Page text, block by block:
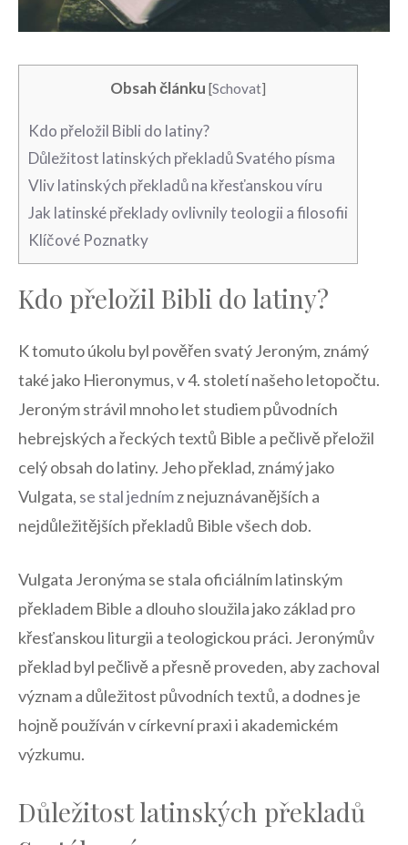
Obsah článku [Schovat]
Kdo přeložil Bibli do latiny?
Důležitost latinských překladů Svatého písma
Vliv latinských překladů na křesťanskou víru
Jak latinské překlady ovlivnily teologii a filosofii
Klíčové Poznatky
Kdo přeložil Bibli do latiny?
K tomuto úkolu byl pověřen svatý Jeroným, známý
také jako Hieronymus, v 4. století našeho letopočtu.
Jeroným strávil mnoho let studiem původních
hebrejských a řeckých textů Bible a pečlivě přeložil
celý obsah do latiny. Jeho překlad, známý jako
Vulgata, se stal jednímz nejuznávanějších a
nejdůležitějších překladů Bible všech dob.
Vulgata Jeronýma se stala oficiálním latinským
překladem Bible a dlouho sloužila jako základ pro
křesťanskou liturgii a teologickou práci. Jeronýmův
překlad byl pečlivě a přesně proveden, aby zachoval
význam a důležitost původních textů, a dodnes je
hojně používán v církevní praxi i akademickém
výzkumu.
Důležitost latinských překladů